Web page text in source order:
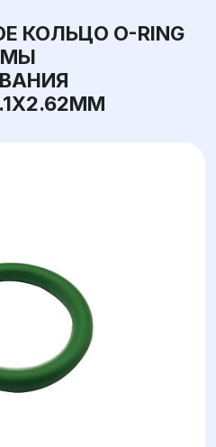
КОЛЬЦО O-RING